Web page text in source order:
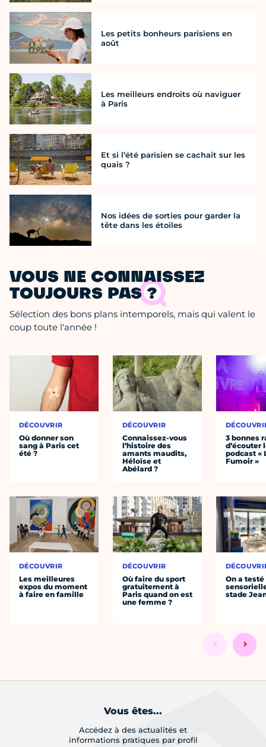
Les petits bonheurs parisiens en
août
Les meilleurs endroits où naviguer
à Paris
Et si l’été parisien se cachait sur les
quais ?
Nos idées de sorties pour garder la
tête dans les étoiles
VOUS NE CONNAISSEZ
TOUJOURS PAS ?
Sélection des bons plans intemporels, mais qui valent le
coup toute l'année !
DÉCOUVRIR
Où donner son
sang à Paris cet
été ?
DÉCOUVRIR
Les meilleures
expos du moment
à faire en famille
DÉCOUVRIR
Connaissez-vous
l’histoire des
amants maudits,
Héloïse et
Abélard ?
DÉCOUVRIR
Où faire du sport
gratuitement à
Paris quand on est
une femme ?
3 bonnes
d’écouter
podcast «
Fumoir »
On a
stade
Vous êtes...
Accédez à des actualités et
informations pratiques par profil